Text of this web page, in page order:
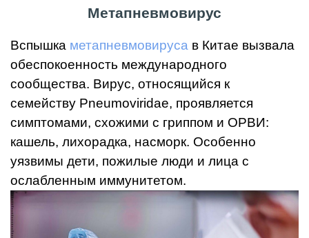
Метапневмовирус
Вспышка метапневмовируса в Китае вызвала
обеспокоенность международного
сообщества. Вирус, относящийся к
семейству Pneumoviridae, проявляется
симптомами, схожими с гриппом и ОРВИ:
кашель, лихорадка, насморк. Особенно
уязвимы дети, пожилые люди и лица с
ослабленным иммунитетом.